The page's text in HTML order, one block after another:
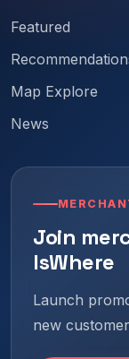
Featured
Map Explore
News
Join
IsWhere
Launch
new